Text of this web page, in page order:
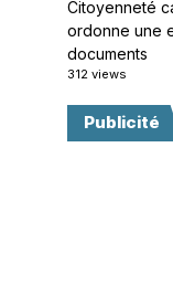
Citoyenneté
ordonne une
documents
312 views
Publicité